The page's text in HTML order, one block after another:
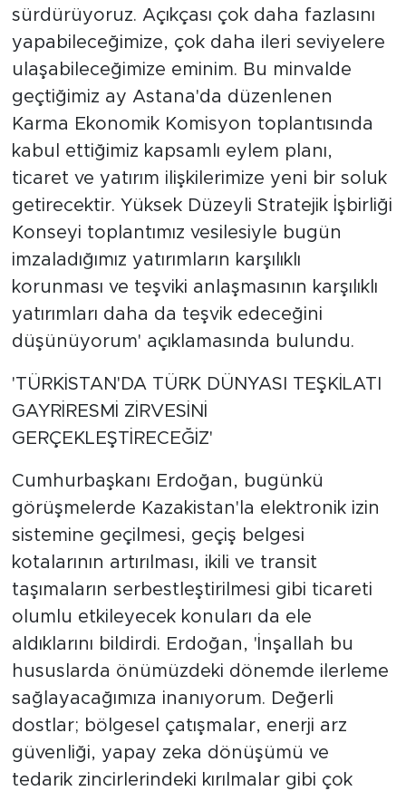
sürdürüyoruz. Açıkçası çok daha fazlasını
yapabileceğimize, çok daha ileri seviyelere
ulaşabileceğimize eminim. Bu minvalde
geçtiğimiz ay Astana'da düzenlenen
Karma Ekonomik Komisyon toplantısında
kabul ettiğimiz kapsamlı eylem planı,
ticaret ve yatırım ilişkilerimize yeni bir soluk
getirecektir. Yüksek Düzeyli Stratejik İşbirliği
Konseyi toplantımız vesilesiyle bugün
imzaladığımız yatırımların karşılıklı
korunması ve teşviki anlaşmasının karşılıklı
yatırımları daha da teşvik edeceğini
düşünüyorum' açıklamasında bulundu.
'TÜRKİSTAN'DA TÜRK DÜNYASI TEŞKİLATI
GAYRİRESMİ ZİRVESİNİ
GERÇEKLEŞTİRECEĞİZ'
Cumhurbaşkanı Erdoğan, bugünkü
görüşmelerde Kazakistan'la elektronik izin
sistemine geçilmesi, geçiş belgesi
kotalarının artırılması, ikili ve transit
taşımaların serbestleştirilmesi gibi ticareti
olumlu etkileyecek konuları da ele
aldıklarını bildirdi. Erdoğan, 'İnşallah bu
hususlarda önümüzdeki dönemde ilerleme
sağlayacağımıza inanıyorum. Değerli
dostlar; bölgesel çatışmalar, enerji arz
güvenliği, yapay zeka dönüşümü ve
tedarik zincirlerindeki kırılmalar gibi çok